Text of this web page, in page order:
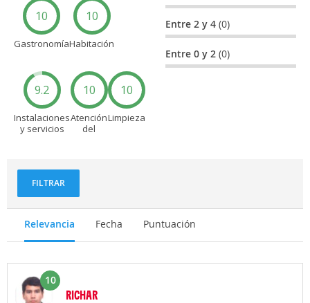
10
Gastronomía
10
Habitación
9.2
Instalaciones
y servicios
10
Atención
del
10
Limpieza
Entre 2 y 4(0)
Entre 0 y 2(0)
FILTRAR
Relevancia Fecha Puntuación
10
RICHAR